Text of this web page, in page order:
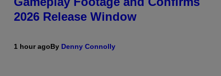
2026 Release Window
1 hour agoBy Denny Connolly